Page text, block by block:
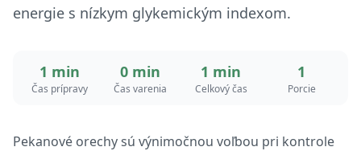
energie s nízkym glykemickým indexom.
1 min
Čas prípravy
0 min
Čas varenia
1 min
Celkový čas
1
Porcie
Pekanové orechy sú výnimočnou voľbou pri kontrole